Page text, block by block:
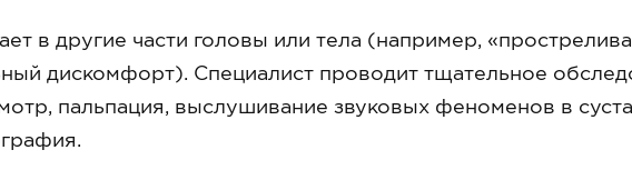
в другие части головы или тела (например,
дискомфорт). Специалист проводит тщательное
пальпация, выслушивание звуковых феноменов в